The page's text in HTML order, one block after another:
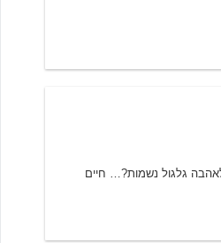
גלגול נשמות?… חיים